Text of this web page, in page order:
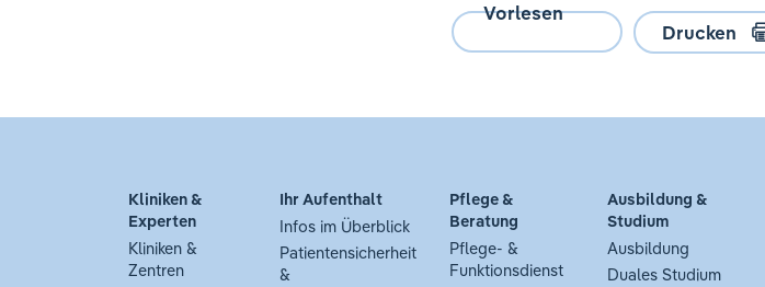
Vorlesen
Drucken
Kliniken &
Experten
Kliniken &
Zentren
Ihr Aufenthalt
Infos im Überblick
Patientensicherheit
&
Pflege &
Beratung
Pflege- &
Funktionsdienst
Ausbildung &
Studium
Ausbildung
Duales Studium